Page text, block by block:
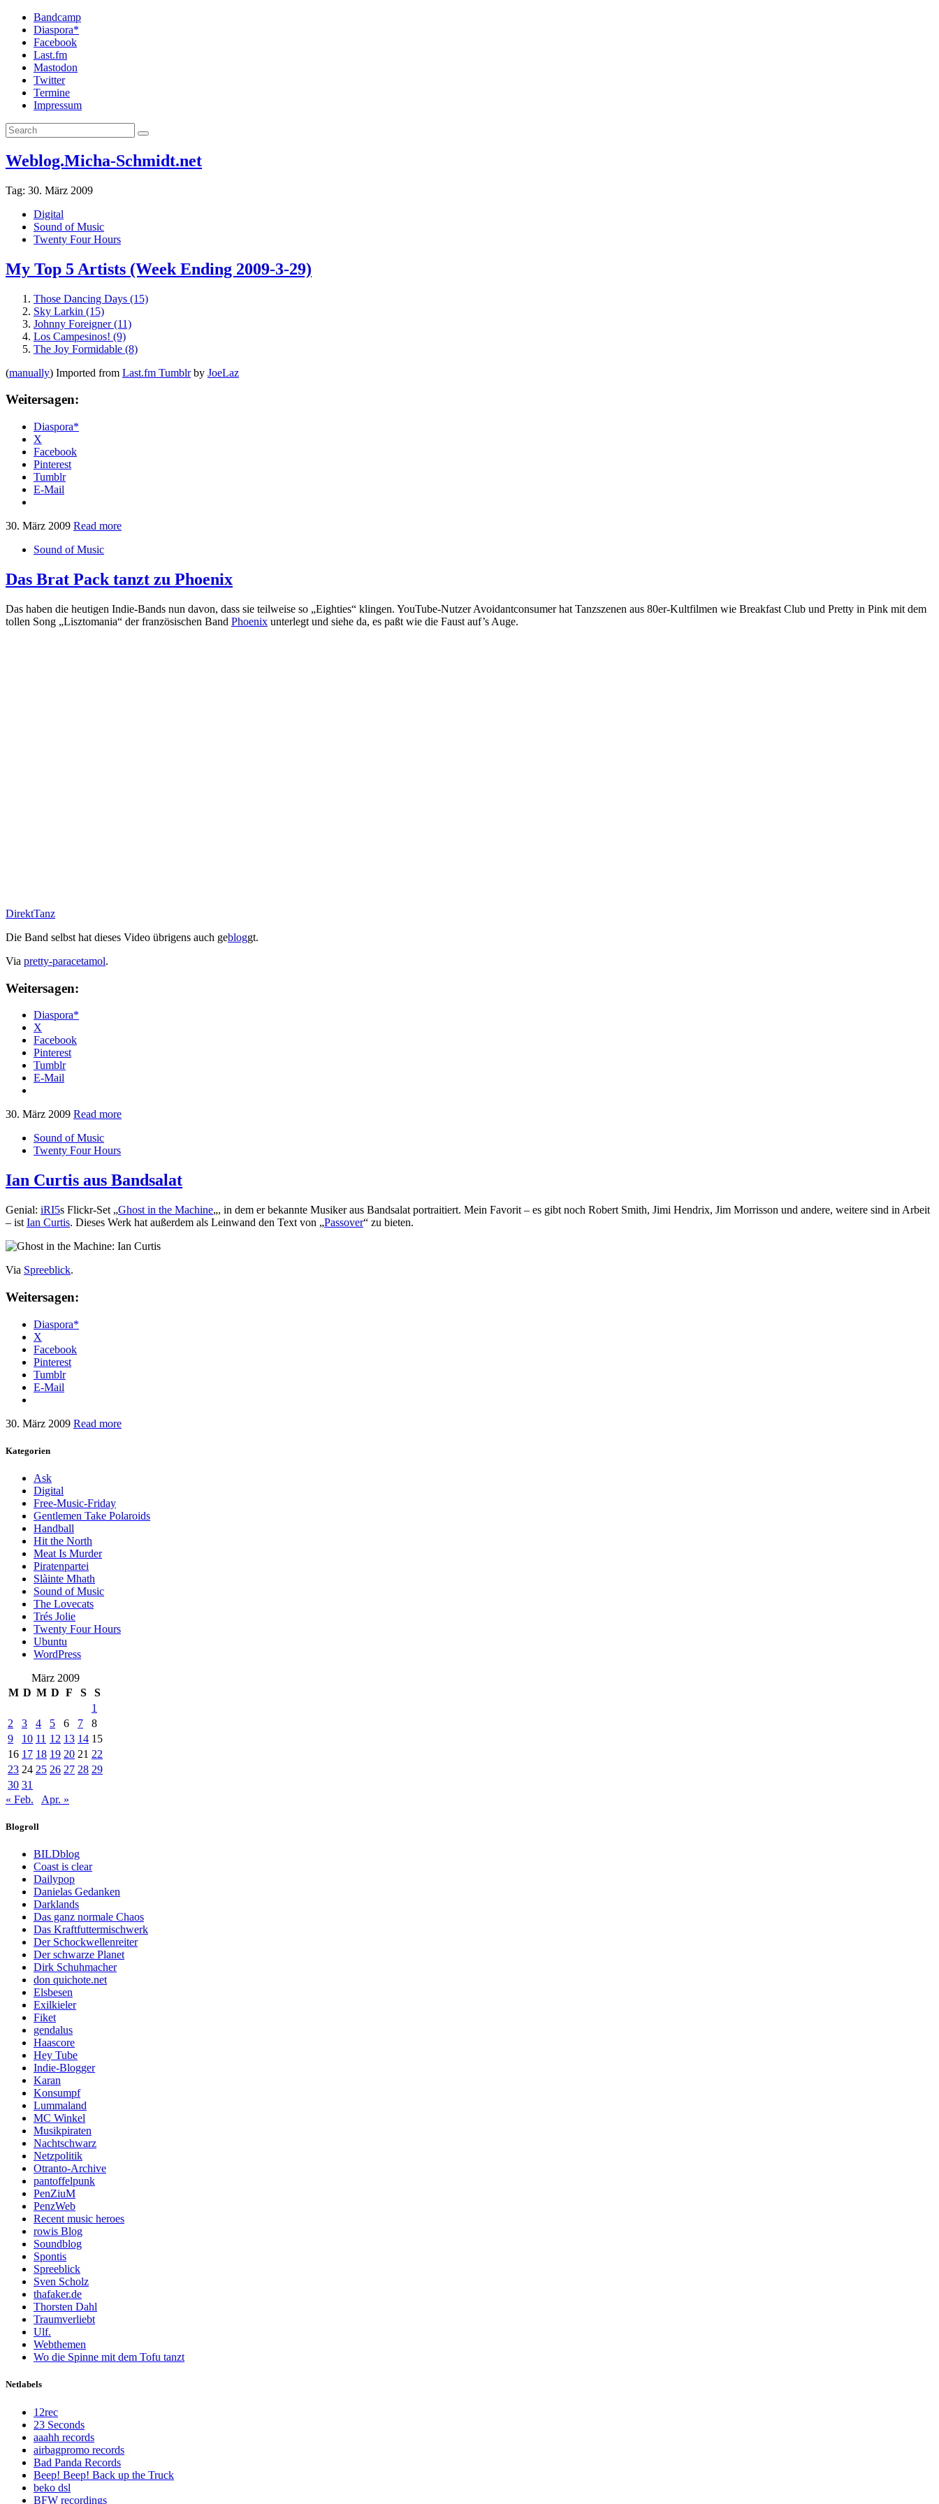
Bandcamp
Diaspora*
Facebook
Last.fm
Mastodon
Twitter
Termine
Impressum
Weblog.Micha-Schmidt.net
Tag: 30. März 2009
Digital
Sound of Music
Twenty Four Hours
My Top 5 Artists (Week Ending 2009-3-29)
Those Dancing Days (15)
Sky Larkin (15)
Johnny Foreigner (11)
Los Campesinos! (9)
The Joy Formidable (8)
(manually) Imported from Last.fm Tumblrby JoeLaz
Weitersagen:
Diaspora*
X
Facebook
Pinterest
Tumblr
E-Mail
30. März 2009 Read more
Sound of Music
Das Brat Pack tanzt zu Phoenix
Das haben die heutigen Indie-Bands nun davon, dass sie teilweise so „Eighties“ klingen. YouTube-Nutzer Avoidantconsumer hat Tanzszenen aus 80er-Kultfilmen wie Breakfast Club und Pretty in Pink mit dem
tollen Song „Lisztomania“ der französischen Band Phoenix unterlegt und siehe da, es paßt wie die Faust auf’s Auge.
DirektTanz
Die Band selbst hat dieses Video übrigens auch gebloggt.
Via pretty-paracetamol.
Weitersagen:
Diaspora*
X
Facebook
Pinterest
Tumblr
E-Mail
30. März 2009 Read more
Sound of Music
Twenty Four Hours
Ian Curtis aus Bandsalat
Genial: iRI5s Flickr-Set „Ghost in the Machine„, in dem er bekannte Musiker aus Bandsalat portraitiert. Mein Favorit – es gibt noch Robert Smith, Jimi Hendrix, Jim Morrisson und andere, weitere sind in Arbeit
– ist Ian Curtis. Dieses Werk hat außerdem als Leinwand den Text von „Passover“ zu bieten.
Via Spreeblick.
Weitersagen:
Diaspora*
X
Facebook
Pinterest
Tumblr
E-Mail
30. März 2009 Read more
Kategorien
Ask
Digital
Free-Music-Friday
Gentlemen Take Polaroids
Handball
Hit the North
Meat Is Murder
Piratenpartei
Slàinte Mhath
Sound of Music
The Lovecats
Trés Jolie
Twenty Four Hours
Ubuntu
WordPress
März 2009
M D M D F S
S
1
2
3 4 5 6 7
8
9
10 11 12 13 14 15
16 17 18 19 20 21 22
23 24 25 26 27 28 29
30 31
« Feb.
Apr. »
Blogroll
BILDblog
Coast is clear
Dailypop
Danielas Gedanken
Darklands
Das ganz normale Chaos
Das Kraftfuttermischwerk
Der Schockwellenreiter
Der schwarze Planet
Dirk Schuhmacher
don quichote.net
Elsbesen
Exilkieler
Fiket
gendalus
Haascore
Hey Tube
Indie-Blogger
Karan
Konsumpf
Lummaland
MC Winkel
Musikpiraten
Nachtschwarz
Netzpolitik
Otranto-Archive
pantoffelpunk
PenZiuM
PenzWeb
Recent music heroes
rowis Blog
Soundblog
Spontis
Spreeblick
Sven Scholz
thafaker.de
Thorsten Dahl
Traumverliebt
Ulf.
Webthemen
Wo die Spinne mit dem Tofu tanzt
Netlabels
12rec
23 Seconds
aaahh records
airbagpromo records
Bad Panda Records
Beep! Beep! Back up the Truck
beko dsl
BFW recordings